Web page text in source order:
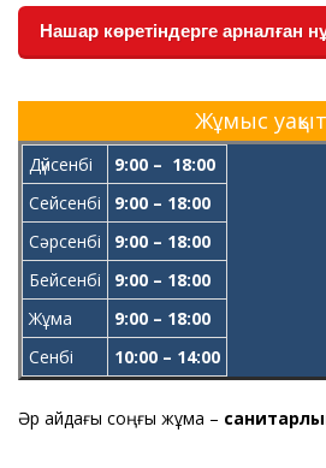
Нашар көретіндерге арналған
Жұмыс
Дүйсенбі
9:00 – 18:00
Сейсенбі
9:00 – 18:00
Сәрсенбі
9:00 – 18:00
Бейсенбі
9:00 – 18:00
Жұма
9:00 – 18:00
Сенбі
10:00 – 14:00
Әр айдағы соңғы жұма –